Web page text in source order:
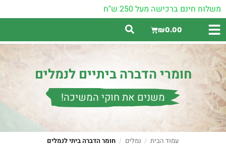
משלוח חינם ברכישה מעל 250 ש"ח
₪0.00
חומרי הדברה ביתיים לנמלים
משנים את חוקי המשיכה!
עמוד הבית / נמלים / חומר הדברה ביתי לנמלים